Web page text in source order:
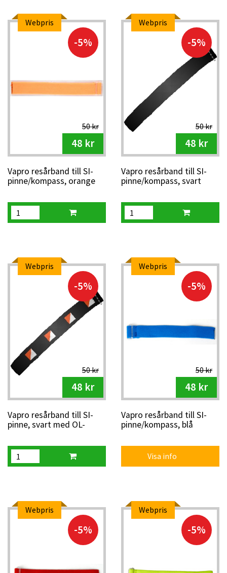
Webpris
-5%
50 kr
48 kr
Vapro resårband till SI-
pinne/kompass, orange
Webpris
-5%
50 kr
48 kr
Vapro resårband till SI-
pinne/kompass, svart
Webpris
-5%
50 kr
48 kr
Vapro resårband till SI-
pinne, svart med OL-
Webpris
-5%
50 kr
48 kr
Vapro resårband till SI-
pinne/kompass, blå
Visa info
Webpris
-5%
Webpris
-5%